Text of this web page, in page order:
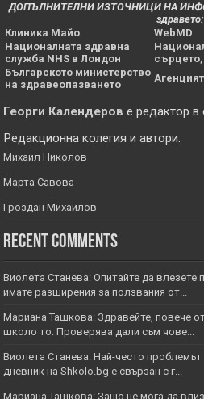
ДОПЪЛНИТЕЛНИ ИЗТОЧНИЦИ НА
здравето:
Клиника Майо
WebMD
Националната здравна
служба NHS в Лондон
Българското министерство
на здравеопазването
Георги Календеров е редактор в
Редакционна колегия и автори:
Михаил Николов
Марта Савова
Гроздан Михайлов
Recent Comments
Виолета Станева: Опитайте да влезете
имате разширения за ползвания от...
Мариана Ташкова: Здравейте, повече
школо то. Проверява дали съм чове...
Виолета Станева: Най-често
дневник на Shkolo.bg е свързан с г...
Мариана Ташкова: Защо не мога да